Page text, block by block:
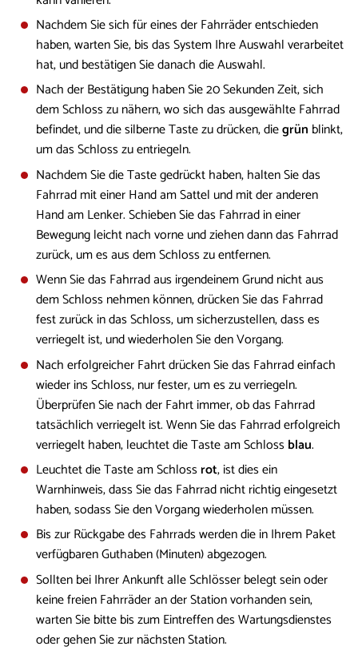
Nachdem Sie sich für eines der Fahrräder entschieden
haben, warten Sie, bis das System Ihre Auswahl verarbeitet
hat, und bestätigen Sie danach die Auswahl.
Nach der Bestätigung haben Sie 20 Sekunden Zeit, sich
dem Schloss zu nähern, wo sich das ausgewählte Fahrrad
befindet, und die silberne Taste zu drücken, diegrün blinkt,
um das Schloss zu entriegeln.
Nachdem Sie die Taste gedrückt haben, halten Sie das
Fahrrad mit einer Hand am Sattel und mit der anderen
Hand am Lenker. Schieben Sie das Fahrrad in einer
Bewegung leicht nach vorne und ziehen dann das Fahrrad
zurück, um es aus dem Schloss zu entfernen.
Wenn Sie das Fahrrad aus irgendeinem Grund nicht aus
dem Schloss nehmen können, drücken Sie das Fahrrad
fest zurück in das Schloss, um sicherzustellen, dass es
verriegelt ist, und wiederholen Sie den Vorgang.
Nach erfolgreicher Fahrt drücken Sie das Fahrrad einfach
wieder ins Schloss, nur fester, um es zu verriegeln.
Überprüfen Sie nach der Fahrt immer, ob das Fahrrad
tatsächlich verriegelt ist. Wenn Sie das Fahrrad erfolgreich
verriegelt haben, leuchtet die Taste am Schlossblau.
Leuchtet die Taste am Schlossrot, ist dies ein
Warnhinweis, dass Sie das Fahrrad nicht richtig eingesetzt
haben, sodass Sie den Vorgang wiederholen müssen.
Bis zur Rückgabe des Fahrrads werden die in Ihrem Paket
verfügbaren Guthaben (Minuten) abgezogen.
Sollten bei Ihrer Ankunft alle Schlösser belegt sein oder
keine freien Fahrräder an der Station vorhanden sein,
warten Sie bitte bis zum Eintreffen des Wartungsdienstes
oder gehen Sie zur nächsten Station.